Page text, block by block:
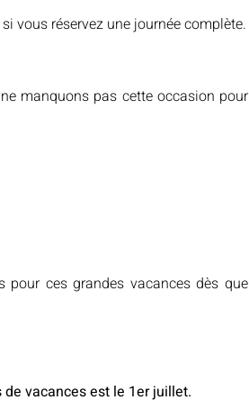
vous réservez une journée complète.
manquons pas cette occasion pour
pour ces grandes vacances dès que
vacances est le 1er juillet.